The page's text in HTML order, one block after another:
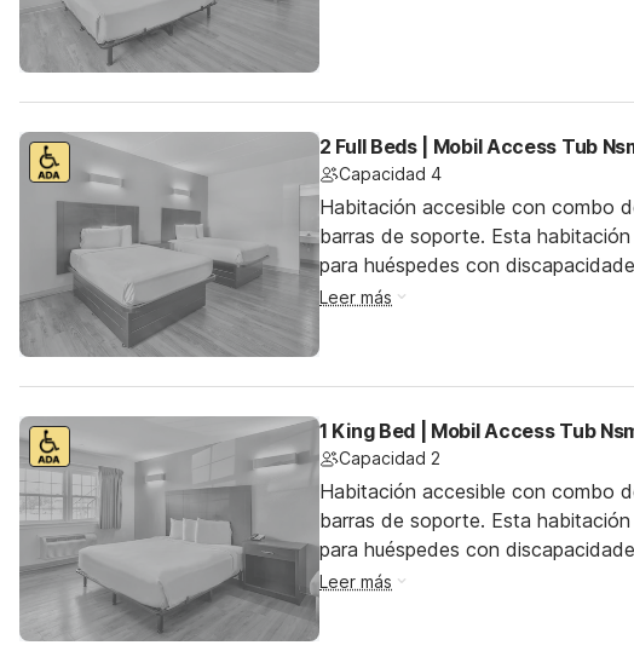
2 Full Beds | Mobil Access Tub
Capacidad 4
Habitación accesible con combo
barras de soporte. Esta
para huéspedes con
Leer más
1 King Bed | Mobil Access Tub
Capacidad 2
Habitación accesible con combo
barras de soporte. Esta
para huéspedes con
Leer más